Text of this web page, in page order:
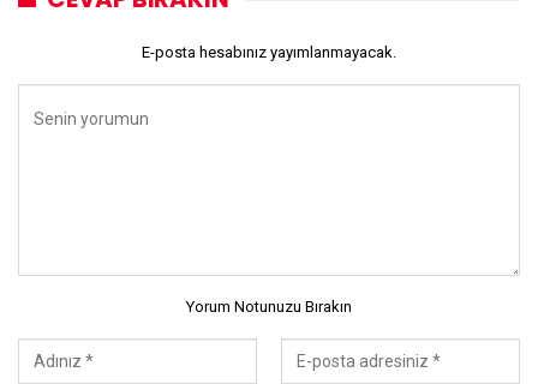
E-posta hesabınız yayımlanmayacak.
Yorum Notunuzu Bırakın